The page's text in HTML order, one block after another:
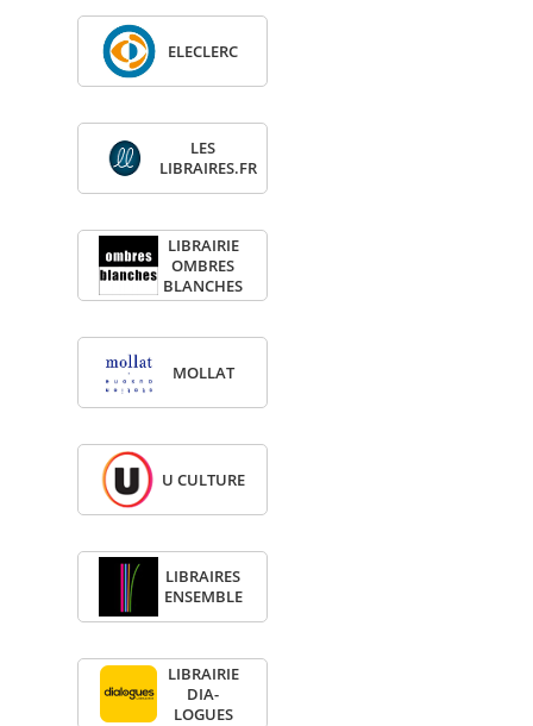
ELE­CLERC
LES
LIBRAIRES.FR
LIBRAI­RIE
OMBRES
BLANCHES
MOL­LAT
U CULTURE
LIBRAIRES
ENSEMBLE
LIBRAI­RIE
DIA­
LOGUES